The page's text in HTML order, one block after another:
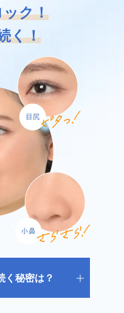
ク！
く！
く秘密は？